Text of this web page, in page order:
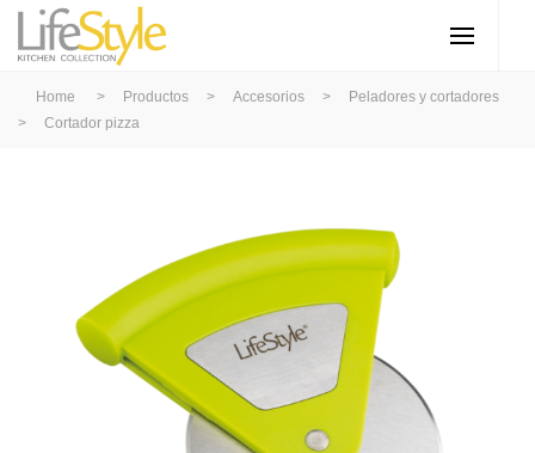
Home > Productos > Accesorios >
Peladores y cortadores
>
Cortador pizza